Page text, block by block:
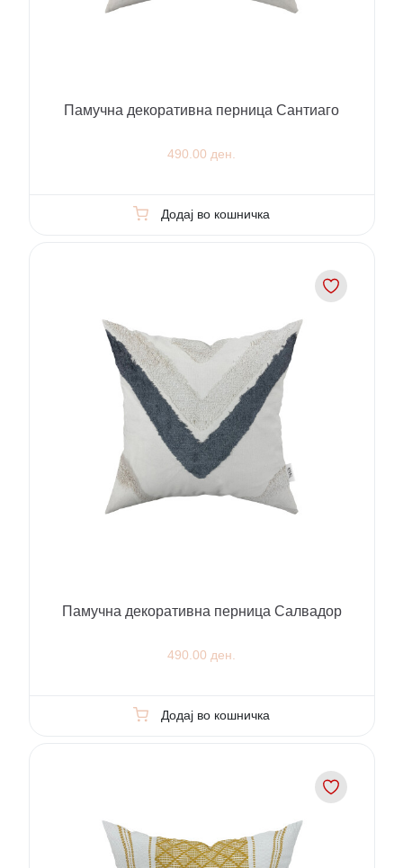
Памучна декоративна перница Сантиаго
490.00 ден.
Додај во кошничка
Памучна декоративна перница Салвадор
490.00 ден.
Додај во кошничка